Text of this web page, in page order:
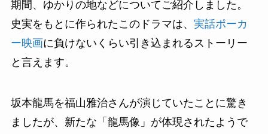
期間、ゆかりの地などについてご紹介しました。
史実をもとに作られたこのドラマは、 実話ポーカ
ー映画に負けないくらい引き込まれるストーリー
と言えます。
坂本龍馬を福山雅治さんが演じていたことに驚き
ましたが、新たな「龍馬像」が体現されたようで